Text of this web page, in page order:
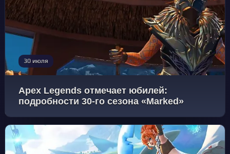
30 июля
Apex Legends отмечает юбилей:
подробности 30-го сезона «Marked»